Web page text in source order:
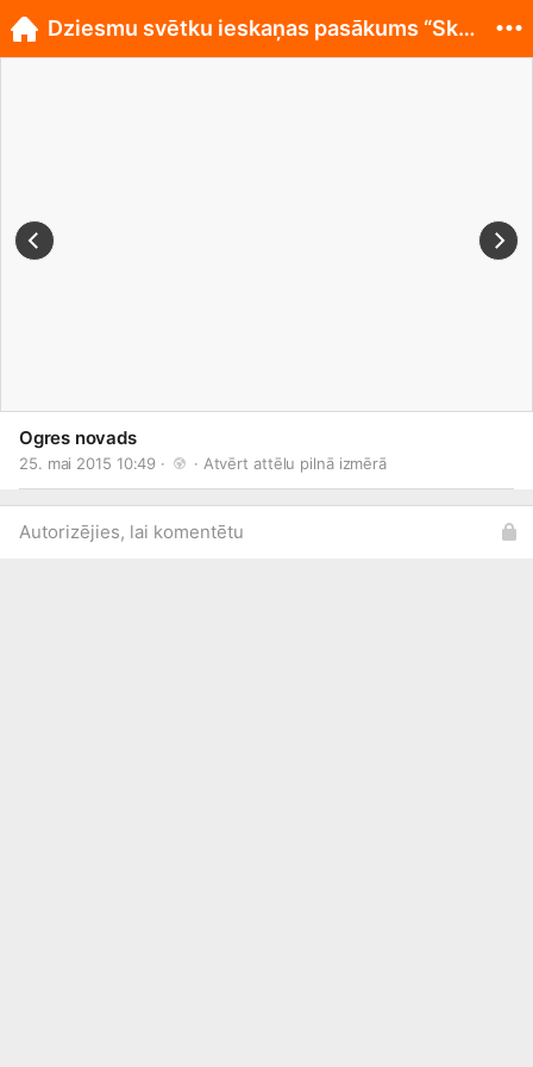
Ogres novads
25. mai 2015 10:49 · · Atvērt attēlu pilnā izmērā
Autorizējies, lai komentētu
Dziesmu svētku ieskaņas pasākums “Skola pilsētā”